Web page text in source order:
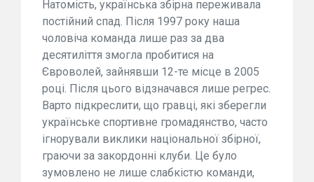
Натомість, українська збірна переживала
постійний спад. Після 1997 року наша
чоловіча команда лише раз за два
десятиліття змогла пробитися на
Євроволей, зайнявши 12-те місце в 2005
році. Після цього відзначався лише регрес.
Варто підкреслити, що гравці, які зберегли
українське спортивне громадянство, часто
ігнорували виклики національної збірної,
граючи за закордонні клуби. Це було
зумовлено не лише слабкістю команди,